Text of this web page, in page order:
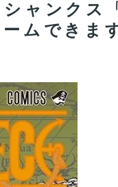
シャンクス
ームでき